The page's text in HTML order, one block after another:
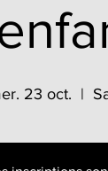
23 oct.
  |